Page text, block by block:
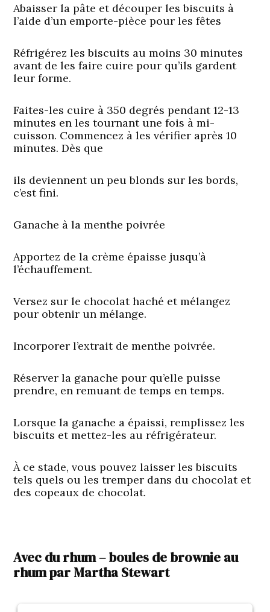
Abaisser la pâte et découper les biscuits à
l’aide d’un emporte-pièce pour les fêtes
Réfrigérez les biscuits au moins 30 minutes
avant de les faire cuire pour qu’ils gardent
leur forme.
Faites-les cuire à 350 degrés pendant 12-13
minutes en les tournant une fois à mi-
cuisson. Commencez à les vérifier après 10
minutes. Dès que
ils deviennent un peu blonds sur les bords,
c’est fini.
Ganache à la menthe poivrée
Apportez de la crème épaisse jusqu’à
l’échauffement.
Versez sur le chocolat haché et mélangez
pour obtenir un mélange.
Incorporer l’extrait de menthe poivrée.
Réserver la ganache pour qu’elle puisse
prendre, en remuant de temps en temps.
Lorsque la ganache a épaissi, remplissez les
biscuits et mettez-les au réfrigérateur.
À ce stade, vous pouvez laisser les biscuits
tels quels ou les tremper dans du chocolat et
des copeaux de chocolat.
Avec du rhum – boules de brownie au
rhum par Martha Stewart